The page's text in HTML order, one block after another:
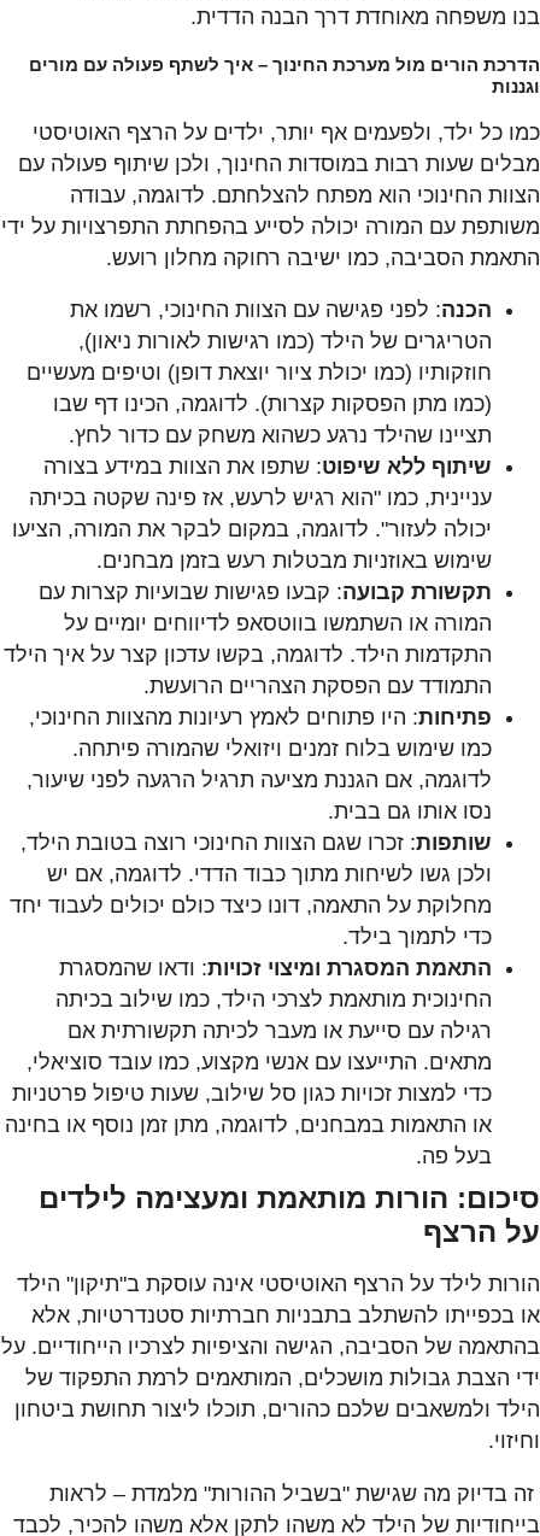
בנו משפחה מאוחדת דרך הבנה הדדית.
הדרכת הורים מול מערכת החינוך – איך לשתף פעולה עם מורים
וגננות
כמו כל ילד, ולפעמים אף יותר, ילדים על הרצף האוטיסטי
מבלים שעות רבות במוסדות החינוך, ולכן שיתוף פעולה עם
הצוות החינוכי הוא מפתח להצלחתם. לדוגמה, עבודה
משותפת עם המורה יכולה לסייע בהפחתת התפרצויות על ידי
התאמת הסביבה, כמו ישיבה רחוקה מחלון רועש.
הכנה: לפני פגישה עם הצוות החינוכי, רשמו את
הטריגרים של הילד (כמו רגישות לאורות ניאון),
חוזקותיו (כמו יכולת ציור יוצאת דופן) וטיפים מעשיים
(כמו מתן הפסקות קצרות). לדוגמה, הכינו דף שבו
תציינו שהילד נרגע כשהוא משחק עם כדור לחץ.
שיתוף ללא שיפוט: שתפו את הצוות במידע בצורה
עניינית, כמו "הוא רגיש לרעש, אז פינה שקטה בכיתה
יכולה לעזור". לדוגמה, במקום לבקר את המורה, הציעו
שימוש באוזניות מבטלות רעש בזמן מבחנים.
תקשורת קבועה: קבעו פגישות שבועיות קצרות עם
המורה או השתמשו בווטסאפ לדיווחים יומיים על
התקדמות הילד. לדוגמה, בקשו עדכון קצר על איך הילד
התמודד עם הפסקת הצהריים הרועשת.
פתיחות: היו פתוחים לאמץ רעיונות מהצוות החינוכי,
כמו שימוש בלוח זמנים ויזואלי שהמורה פיתחה.
לדוגמה, אם הגננת מציעה תרגיל הרגעה לפני שיעור,
נסו אותו גם בבית.
שותפות: זכרו שגם הצוות החינוכי רוצה בטובת הילד,
ולכן גשו לשיחות מתוך כבוד הדדי. לדוגמה, אם יש
מחלוקת על התאמה, דונו כיצד כולם יכולים לעבוד יחד
כדי לתמוך בילד.
התאמת המסגרת ומיצוי זכויות: ודאו שהמסגרת
החינוכית מותאמת לצרכי הילד, כמו שילוב בכיתה
רגילה עם סייעת או מעבר לכיתה תקשורתית אם
מתאים. התייעצו עם אנשי מקצוע, כמו עובד סוציאלי,
כדי למצות זכויות כגון סל שילוב, שעות טיפול פרטניות
או התאמות במבחנים, לדוגמה, מתן זמן נוסף או בחינה
בעל פה.
סיכום: הורות מותאמת ומעצימה לילדים
על הרצף
הורות לילד על הרצף האוטיסטי אינה עוסקת ב"תיקון" הילד
או בכפייתו להשתלב בתבניות חברתיות סטנדרטיות, אלא
בהתאמה של הסביבה, הגישה והציפיות לצרכיו הייחודיים. על
ידי הצבת גבולות מושכלים, המותאמים לרמת התפקוד של
הילד ולמשאבים שלכם כהורים, תוכלו ליצור תחושת ביטחון
וחיזוי.
זה בדיוק מה שגישת "בשביל ההורות" מלמדת – לראות
בייחודיות של הילד לא משהו לתקן אלא משהו להכיר, לכבד